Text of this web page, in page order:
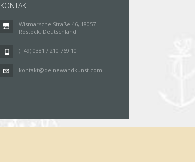
KONTAKT
Wismarsche Straße 46, 18057
Rostock, Deutschland
(+49) 0381 / 210 769 10
kontakt@deinewandkunst.com